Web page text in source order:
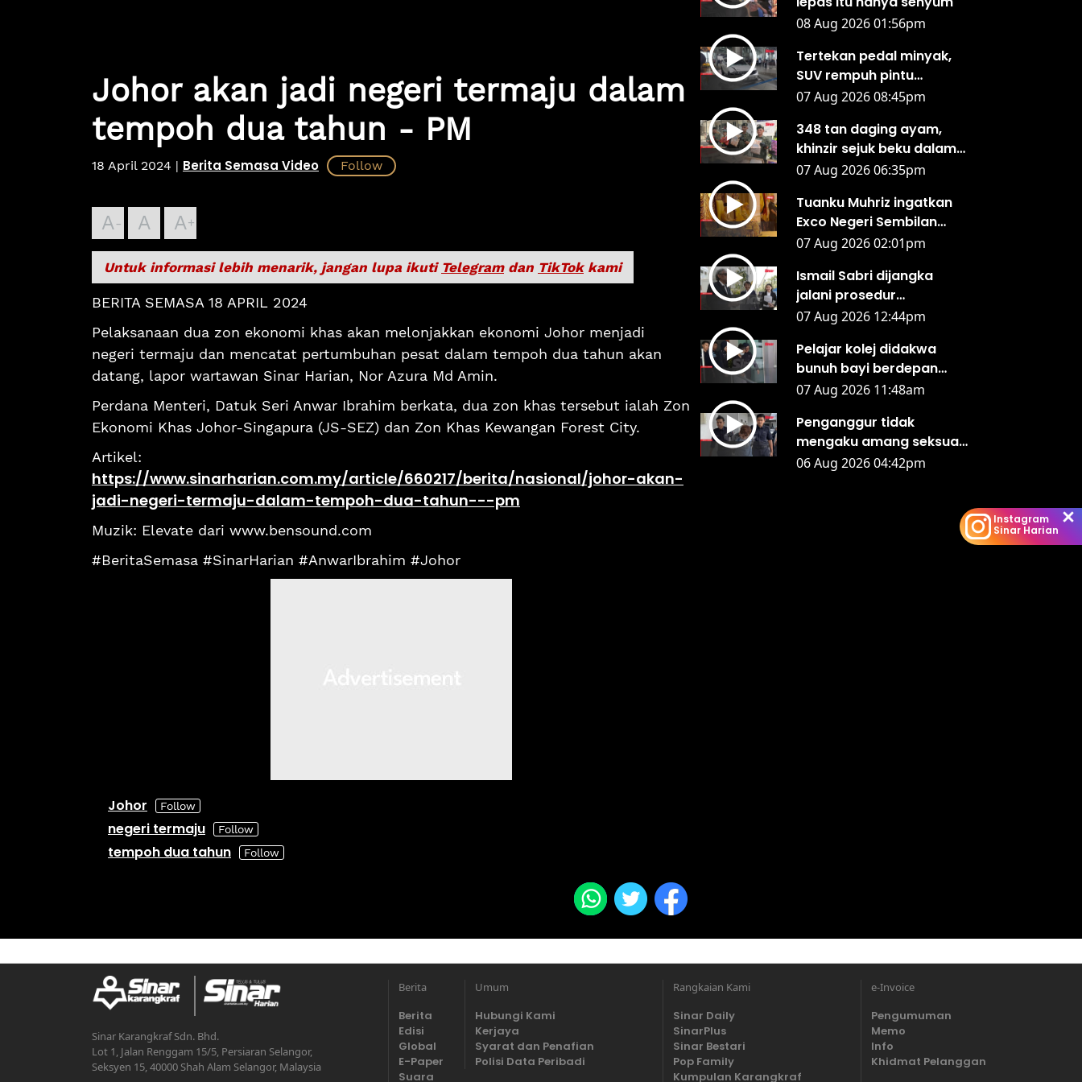
Johor akan jadi negeri termaju dalam
tempoh dua tahun - PM
18 April 2024 | Berita Semasa Video
A A A
Untuk informasi lebih menarik, jangan lupa ikuti Telegramdan TikTokkami
BERITA SEMASA 18 APRIL 2024
Pelaksanaan dua zon ekonomi khas akan melonjakkan ekonomi Johor menjadi
negeri termaju dan mencatat pertumbuhan pesat dalam tempoh dua tahun akan
datang, lapor wartawan Sinar Harian, Nor Azura Md Amin.
Perdana Menteri, Datuk Seri Anwar Ibrahim berkata, dua zon khas tersebut ialah Zon
Ekonomi Khas Johor-Singapura (JS-SEZ) dan Zon Khas Kewangan Forest City.
Artikel:
https://www.sinarharian.com.my/article/660217/berita/nasional/johor-akan-
jadi-negeri-termaju-dalam-tempoh-dua-tahun---pm
Muzik: Elevate dari www.bensound.com
#BeritaSemasa #SinarHarian #AnwarIbrahim #Johor
Johor
negeri termaju
tempoh dua tahun
08 Aug 2026 01:56pm
Tertekan pedal minyak,
SUV rempuh pintu
lapangan terbang Kota
07 Aug 2026 08:45pm
348 tan daging ayam,
khinzir sejuk beku dalam
12 kontena disita di
07 Aug 2026 06:35pm
Tuanku Muhriz ingatkan
Exco Negeri Sembilan
jujur, jangan salah guna
07 Aug 2026 02:01pm
Ismail Sabri dijangka
jalani prosedur
pemasangan perentak
07 Aug 2026 12:44pm
Pelajar kolej didakwa
bunuh bayi berdepan
hukuman mati, teman
07 Aug 2026 11:48am
Penganggur tidak
mengaku amang seksual
fizikal remaja perempuan
06 Aug 2026 04:42pm
Sinar Karangkraf Sdn. Bhd.
Lot 1, Jalan Renggam 15/5, Persiaran Selangor,
Seksyen 15, 40000 Shah Alam Selangor, Malaysia
Berita
Berita
Edisi
Global
E-Paper
Suara
Umum
Hubungi Kami
Kerjaya
Syarat dan Penafian
Polisi Data Peribadi
Rangkaian Kami
Sinar Daily
SinarPlus
Sinar Bestari
Pop Family
Kumpulan Karangkraf
e-Invoice
Pengumuman
Memo
Info
Khidmat Pelanggan
Instagram
Sinar Harian